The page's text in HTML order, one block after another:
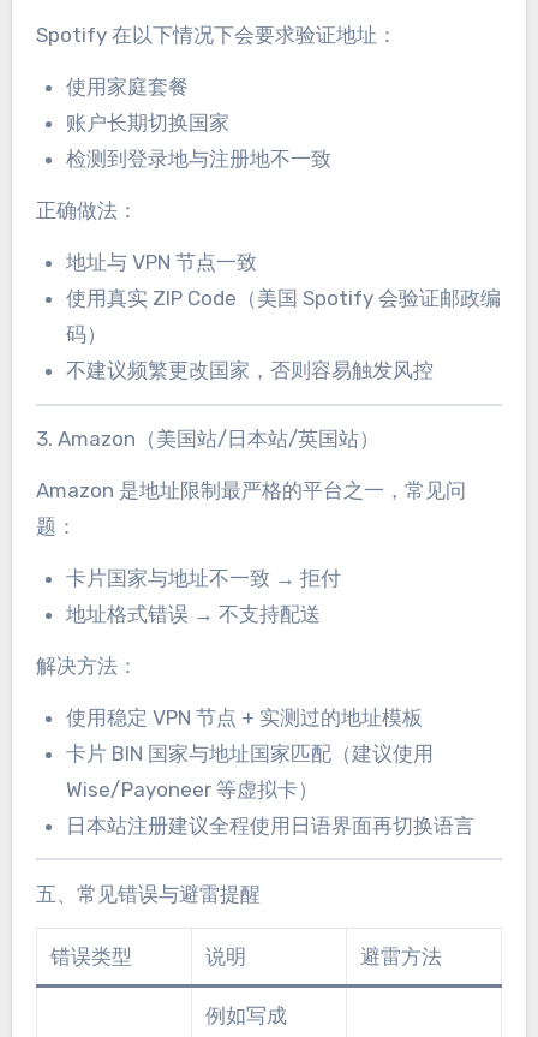
Spotify 在以下情况下会要求验证地址：
使用家庭套餐
账户长期切换国家
检测到登录地与注册地不一致
正确做法：
地址与 VPN 节点一致
使用真实 ZIP Code（美国 Spotify 会验证邮政编
码）
不建议频繁更改国家，否则容易触发风控
3. Amazon（美国站/日本站/英国站）
Amazon 是地址限制最严格的平台之一，常见问
题：
卡片国家与地址不一致 → 拒付
地址格式错误 → 不支持配送
解决方法：
使用稳定 VPN 节点 + 实测过的地址模板
卡片 BIN 国家与地址国家匹配（建议使用
Wise/Payoneer 等虚拟卡）
日本站注册建议全程使用日语界面再切换语言
五、常见错误与避雷提醒
错误类型 说明 避雷方法
例如写成